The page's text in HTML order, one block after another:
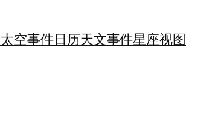
太空事件日历天文事件星座视图